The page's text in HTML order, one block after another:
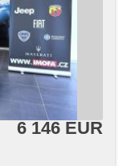
6 146 EUR